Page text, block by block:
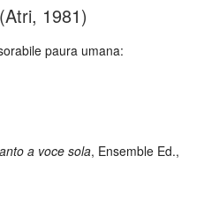
1981)
paura umana:
a voce sola, Ensemble Ed.,